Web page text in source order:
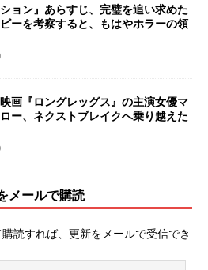
ョン』あらすじ、完璧を追い求めた
ーを考察すると、もはやホラーの領
画『ロングレッグス』の主演女優マ
ー、ネクストブレイクへ乗り越えた
メールで購読
読すれば、更新をメールで受信でき